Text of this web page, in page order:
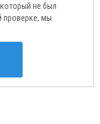
не был
проверке, мы